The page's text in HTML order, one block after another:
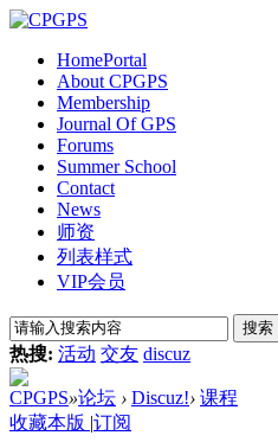
HomePortal
About CPGPS
Membership
Journal Of GPS
Forums
Summer School
Contact
News
师资
列表样式
VIP会员
搜索
热搜: 活动 交友 discuz
CPGPS»论坛 › Discuz!› 课程
收藏本版 |订阅